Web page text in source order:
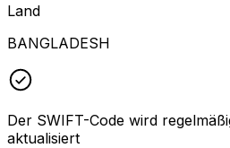
Land
BANGLADESH
Der SWIFT-Code wird
aktualisiert